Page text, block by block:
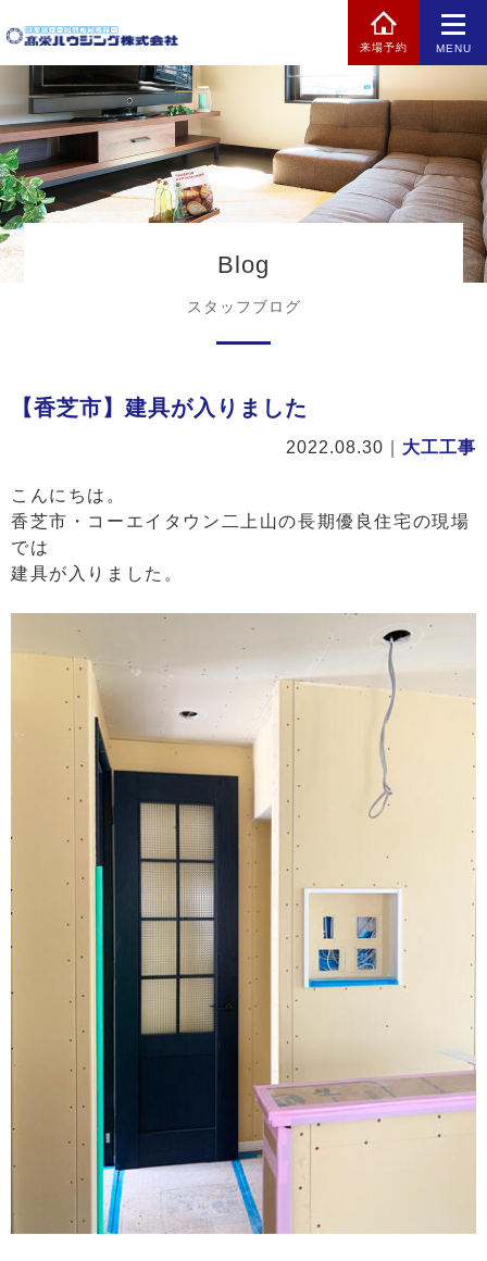
来場予約 MENU
Blog
スタッフブログ
【香芝市】建具が入りました
2022.08.30 大工工事
こんにちは。
香芝市・コーエイタウン二上山の長期優良住宅の現場
では
建具が入りました。